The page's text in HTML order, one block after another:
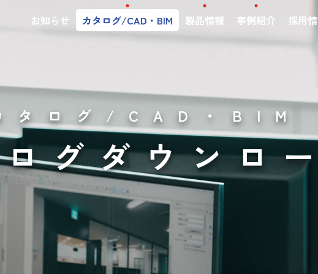
お知らせ カタログ/CAD・BIM 製品情報 事例紹介 採用
タログ/CAD・BIM
グダウンロ